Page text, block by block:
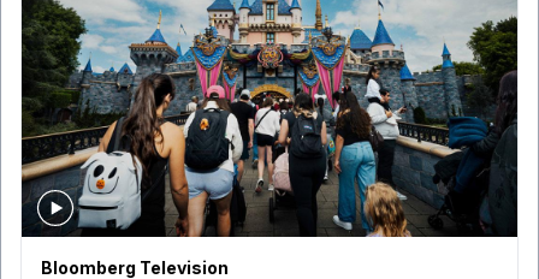
Bloomberg Television